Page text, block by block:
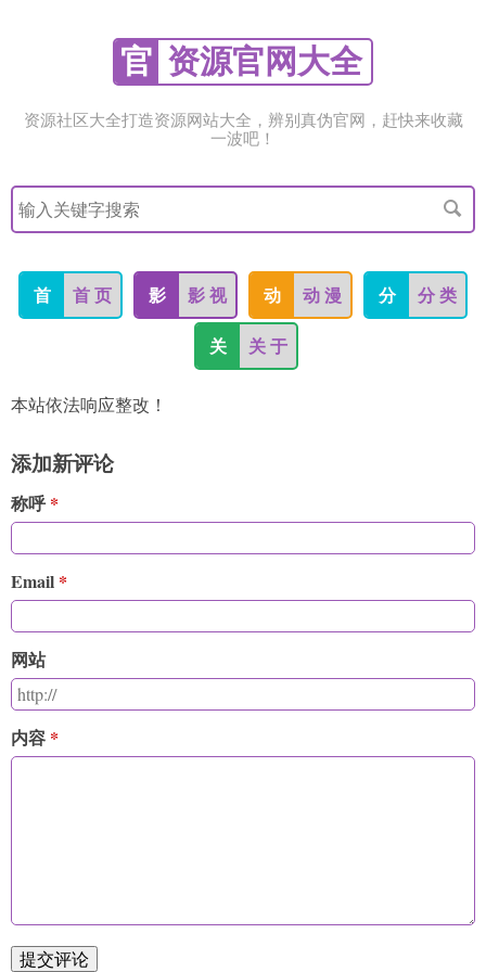
官 资源官网大全
资源社区大全打造资源网站大全，辨别真伪官网，赶快来收藏
一波吧！
搜
索
关
字
首 首 页 影 影 视 动 动 漫 分 分 类
关 关 于
本站依法响应整改！
添加新评论
称呼
Email
网站
内容
提交评论